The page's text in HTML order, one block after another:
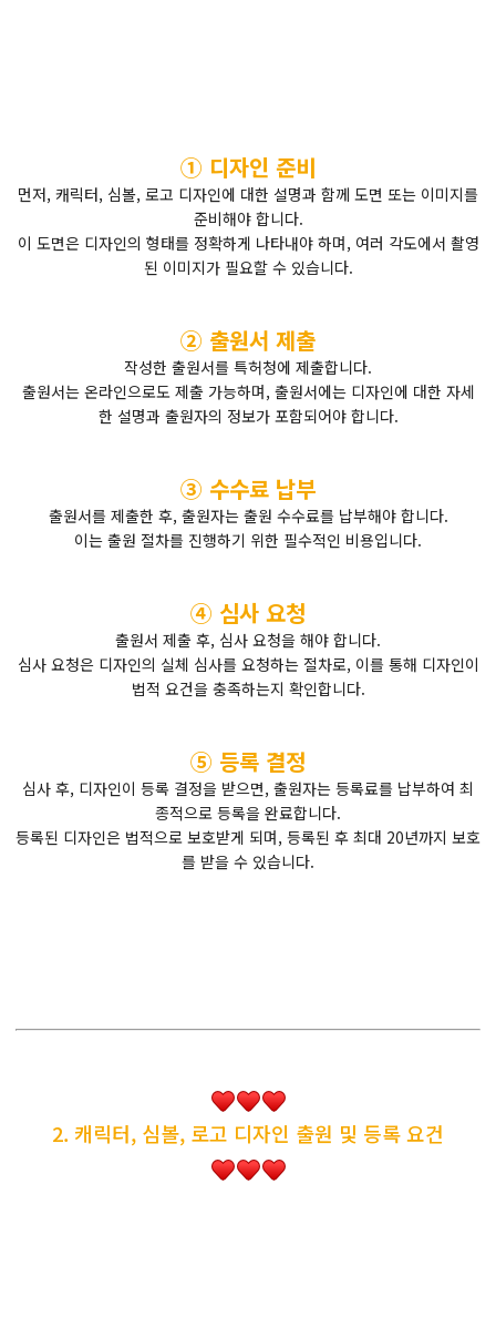
① 디자인 준비
먼저, 캐릭터, 심볼, 로고 디자인에 대한 설명과 함께 도면 또는 이미지를
준비해야 합니다.
이 도면은 디자인의 형태를 정확하게 나타내야 하며, 여러 각도에서 촬영
된 이미지가 필요할 수 있습니다.
② 출원서 제출
작성한 출원서를 특허청에 제출합니다.
출원서는 온라인으로도 제출 가능하며, 출원서에는 디자인에 대한 자세
한 설명과 출원자의 정보가 포함되어야 합니다.
③ 수수료 납부
출원서를 제출한 후, 출원자는 출원 수수료를 납부해야 합니다.
이는 출원 절차를 진행하기 위한 필수적인 비용입니다.
④ 심사 요청
출원서 제출 후, 심사 요청을 해야 합니다.
심사 요청은 디자인의 실체 심사를 요청하는 절차로, 이를 통해 디자인이
법적 요건을 충족하는지 확인합니다.
⑤ 등록 결정
심사 후, 디자인이 등록 결정을 받으면, 출원자는 등록료를 납부하여 최
종적으로 등록을 완료합니다.
등록된 디자인은 법적으로 보호받게 되며, 등록된 후 최대 20년까지 보호
를 받을 수 있습니다.
2. 캐릭터, 심볼, 로고 디자인 출원 및 등록 요건